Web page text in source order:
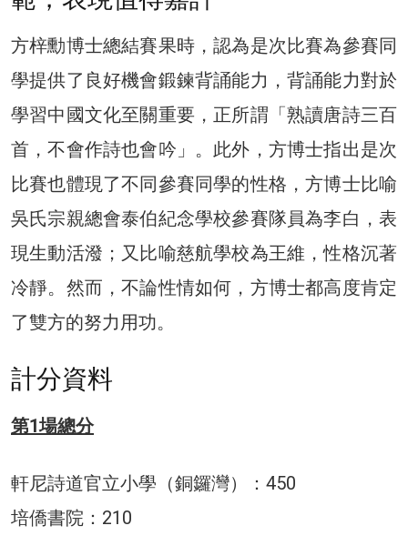
方梓勳博士總結賽果時，認為是次比賽為參賽同
學提供了良好機會鍛鍊背誦能力，背誦能力對於
學習中國文化至關重要，正所謂「熟讀唐詩三百
首，不會作詩也會吟」。此外，方博士指出是次
比賽也體現了不同參賽同學的性格，方博士比喻
吳氏宗親總會泰伯紀念學校參賽隊員為李白，表
現生動活潑；又比喻慈航學校為王維，性格沉著
冷靜。然而，不論性情如何，方博士都高度肯定
了雙方的努力用功。
計分資料
第1場總分
軒尼詩道官立小學（銅鑼灣）：450
培僑書院：210